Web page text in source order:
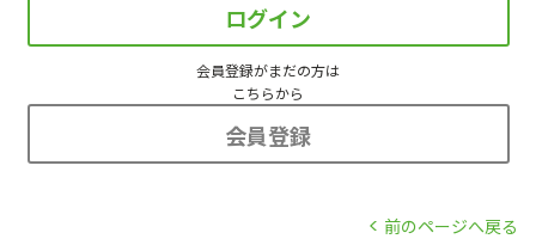
ログイン
会員登録がまだの方は
こちらから
会員登録
前のページへ戻る